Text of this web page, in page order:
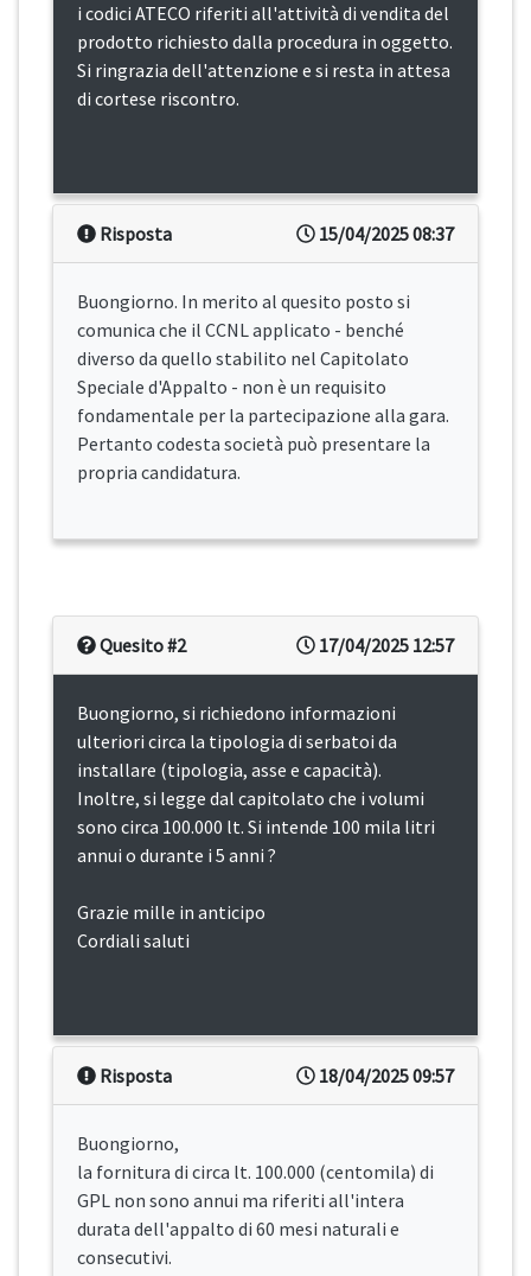
i codici ATECO riferiti all'attività di vendita del
prodotto richiesto dalla procedura in oggetto.
Si ringrazia dell'attenzione e si resta in attesa
di cortese riscontro.
15/04/2025 08:37
Risposta
Buongiorno. In merito al quesito posto si
comunica che il CCNL applicato - benché
diverso da quello stabilito nel Capitolato
Speciale d'Appalto - non è un requisito
fondamentale per la partecipazione alla gara.
Pertanto codesta società può presentare la
propria candidatura.
17/04/2025 12:57
Quesito #2
Buongiorno, si richiedono informazioni
ulteriori circa la tipologia di serbatoi da
installare (tipologia, asse e capacità).
Inoltre, si legge dal capitolato che i volumi
sono circa 100.000 lt. Si intende 100 mila litri
annui o durante i 5 anni ?
Grazie mille in anticipo
Cordiali saluti
18/04/2025 09:57
Risposta
Buongiorno,
la fornitura di circa lt. 100.000 (centomila) di
GPL non sono annui ma riferiti all'intera
durata dell'appalto di 60 mesi naturali e
consecutivi.